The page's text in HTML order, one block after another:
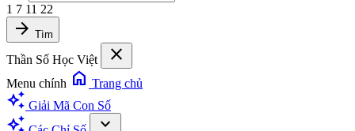
1 7 11 22
arrow_forward Tìm
Thần Số Học Việt close
Menu chính home Trang chủ
auto_awesome Giải Mã Con Số
auto_awesome
expand_more